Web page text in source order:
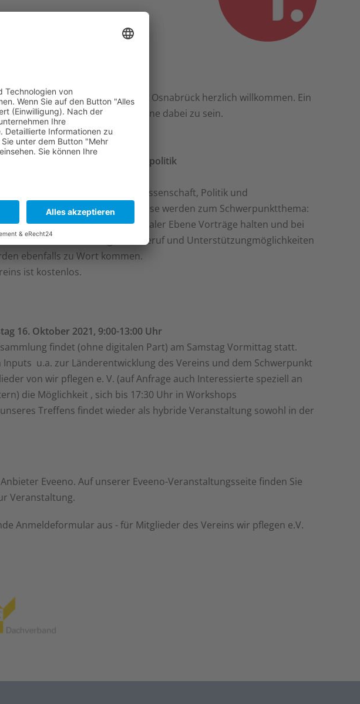
Familienbildungsstätte "FABI" in Osnabrück herzlich willkommen. Ein
es dieses Jahr auch aus der Ferne dabei zu sein.
13:00-17:30 Uhr
an die kommunale Pflegepolitik
freuen uns, Expert*innen aus Wissenschaft, Politik und
begrüßen zu dürfen. Diese werden zum Schwerpunktthema:
auf Länder- und kommunaler Ebene Vorträge halten und bei
Vereinbarkeit von Pflege und Beruf und Unterstützungmöglichkeiten
ebenfalls zu Wort kommen.
ist kostenlos.
16. Oktober 2021, 9:00-13:00 Uhr
findet (ohne digitalen Part) am Samstag Vormittag statt.
u.a. zur Länderentwicklung des Vereins und dem Schwerpunkt
von wir pflegen e. V. (auf Anfrage auch Interessierte speziell an
die Möglichkeit , sich bis 17:30 Uhr in Workshops
Treffens findet wieder als hybride Veranstaltung sowohl in der
Eveeno. Auf unserer Eveeno-Veranstaltungsseite finden Sie
Veranstaltung.
Anmeldeformular aus - für Mitglieder des Vereins wir pflegen e.V.